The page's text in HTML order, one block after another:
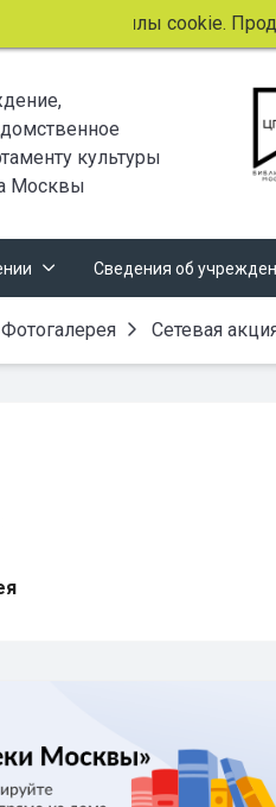
файлы cookie.
культуры
Москвы
Сведения об
Фотогалерея Сетевая